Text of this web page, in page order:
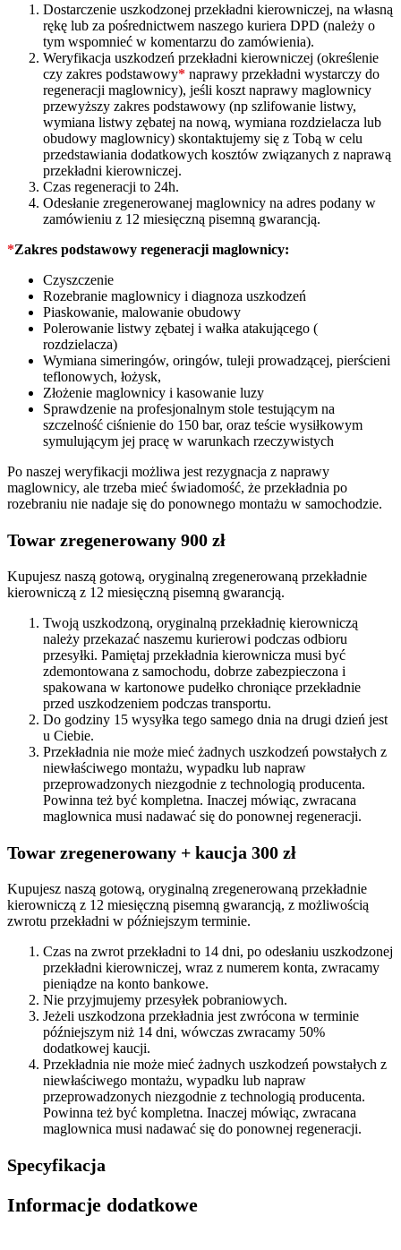
Dostarczenie uszkodzonej przekładni kierowniczej, na własną
rękę lub za pośrednictwem naszego kuriera DPD (należy o
tym wspomnieć w komentarzu do zamówienia).
Weryfikacja uszkodzeń przekładni kierowniczej (określenie
czy zakres podstawowy* naprawy przekładni wystarczy do
regeneracji maglownicy), jeśli koszt naprawy maglownicy
przewyższy zakres podstawowy (np szlifowanie listwy,
wymiana listwy zębatej na nową, wymiana rozdzielacza lub
obudowy maglownicy) skontaktujemy się z Tobą w celu
przedstawiania dodatkowych kosztów związanych z naprawą
przekładni kierowniczej.
Czas regeneracji to 24h.
Odesłanie zregenerowanej maglownicy na adres podany w
zamówieniu z 12 miesięczną pisemną gwarancją.
*Zakres podstawowy regeneracji maglownicy:
Czyszczenie
Rozebranie maglownicy i diagnoza uszkodzeń
Piaskowanie, malowanie obudowy
Polerowanie listwy zębatej i wałka atakującego (
rozdzielacza)
Wymiana simeringów, oringów, tuleji prowadzącej, pierścieni
teflonowych, łożysk,
Złożenie maglownicy i kasowanie luzy
Sprawdzenie na profesjonalnym stole testującym na
szczelność ciśnienie do 150 bar, oraz teście wysiłkowym
symulującym jej pracę w warunkach rzeczywistych
Po naszej weryfikacji możliwa jest rezygnacja z naprawy
maglownicy, ale trzeba mieć świadomość, że przekładnia po
rozebraniu nie nadaje się do ponownego montażu w samochodzie.
Towar zregenerowany 900 zł
Kupujesz naszą gotową, oryginalną zregenerowaną przekładnie
kierowniczą z 12 miesięczną pisemną gwarancją.
Twoją uszkodzoną, oryginalną przekładnię kierowniczą
należy przekazać naszemu kurierowi podczas odbioru
przesyłki. Pamiętaj przekładnia kierownicza musi być
zdemontowana z samochodu, dobrze zabezpieczona i
spakowana w kartonowe pudełko chroniące przekładnie
przed uszkodzeniem podczas transportu.
Do godziny 15 wysyłka tego samego dnia na drugi dzień jest
u Ciebie.
Przekładnia nie może mieć żadnych uszkodzeń powstałych z
niewłaściwego montażu, wypadku lub napraw
przeprowadzonych niezgodnie z technologią producenta.
Powinna też być kompletna. Inaczej mówiąc, zwracana
maglownica musi nadawać się do ponownej regeneracji.
Towar zregenerowany + kaucja 300 zł
Kupujesz naszą gotową, oryginalną zregenerowaną przekładnie
kierowniczą z 12 miesięczną pisemną gwarancją, z możliwością
zwrotu przekładni w późniejszym terminie.
Czas na zwrot przekładni to 14 dni, po odesłaniu uszkodzonej
przekładni kierowniczej, wraz z numerem konta, zwracamy
pieniądze na konto bankowe.
Nie przyjmujemy przesyłek pobraniowych.
Jeżeli uszkodzona przekładnia jest zwrócona w terminie
późniejszym niż 14 dni, wówczas zwracamy 50%
dodatkowej kaucji.
Przekładnia nie może mieć żadnych uszkodzeń powstałych z
niewłaściwego montażu, wypadku lub napraw
przeprowadzonych niezgodnie z technologią producenta.
Powinna też być kompletna. Inaczej mówiąc, zwracana
maglownica musi nadawać się do ponownej regeneracji.
Specyfikacja
Informacje dodatkowe